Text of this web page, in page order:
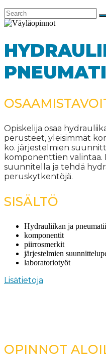
Opiskelija osaa
perusteet, yleisimmät
ko. järjestelmien
komponenttien valintaa.
suunnitella ja tehdä
peruskytkentöjä.
SISÄLTÖ
Hydrauliikan ja
komponentit
piirrosmerkit
järjestelmien
laboratoriotyöt
Lisätietoja
OPINNOT